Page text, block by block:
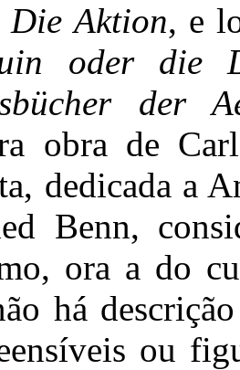
Die Aktion, e
oder die
der
obra de
dedicada a
Benn,
ora a do
há
ou